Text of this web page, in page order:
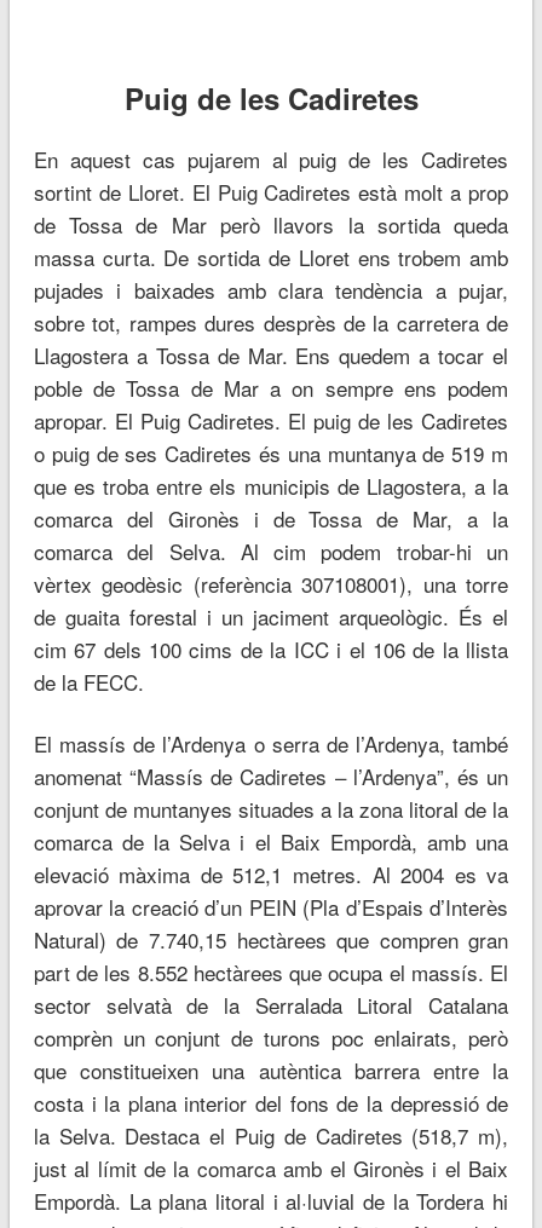
Puig de les Cadiretes
En aquest cas pujarem al puig de les Cadiretes
sortint de Lloret. El Puig Cadiretes està molt a prop
de Tossa de Mar però llavors la sortida queda
massa curta. De sortida de Lloret ens trobem amb
pujades i baixades amb clara tendència a pujar,
sobre tot, rampes dures desprès de la carretera de
Llagostera a Tossa de Mar. Ens quedem a tocar el
poble de Tossa de Mar a on sempre ens podem
apropar. El Puig Cadiretes. El puig de les Cadiretes
o puig de ses Cadiretes és una muntanya de 519 m
que es troba entre els municipis de Llagostera, a la
comarca del Gironès i de Tossa de Mar, a la
comarca del Selva. Al cim podem trobar-hi un
vèrtex geodèsic (referència 307108001), una torre
de guaita forestal i un jaciment arqueològic. És el
cim 67 dels 100 cims de la ICC i el 106 de la llista
de la FECC.
El massís de l’Ardenya o serra de l’Ardenya, també
anomenat “Massís de Cadiretes – l’Ardenya”, és un
conjunt de muntanyes situades a la zona litoral de la
comarca de la Selva i el Baix Empordà, amb una
elevació màxima de 512,1 metres. Al 2004 es va
aprovar la creació d’un PEIN (Pla d’Espais d’Interès
Natural) de 7.740,15 hectàrees que compren gran
part de les 8.552 hectàrees que ocupa el massís. El
sector selvatà de la Serralada Litoral Catalana
comprèn un conjunt de turons poc enlairats, però
que constitueixen una autèntica barrera entre la
costa i la plana interior del fons de la depressió de
la Selva. Destaca el Puig de Cadiretes (518,7 m),
just al límit de la comarca amb el Gironès i el Baix
Empordà. La plana litoral i al·luvial de la Tordera hi